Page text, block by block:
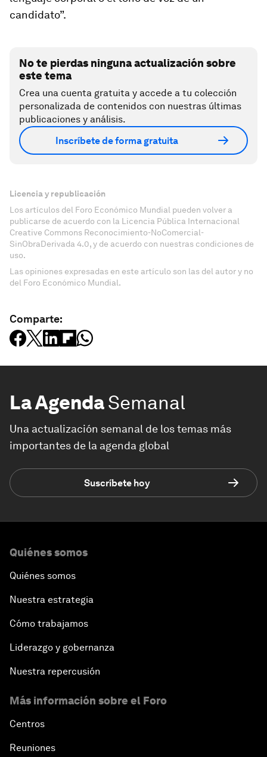
candidato”.
No te pierdas ninguna actualización sobre
este tema
Crea una cuenta gratuita y accede a tu colección
personalizada de contenidos con nuestras últimas
publicaciones y análisis.
Inscríbete de forma gratuita
Licencia y republicación
Los artículos del Foro Económico Mundial pueden volver a
publicarse de acuerdo con la Licencia Pública Internacional
Creative Commons Reconocimiento-NoComercial-
SinObraDerivada 4.0, y de acuerdo con nuestras condiciones de
uso.
Las opiniones expresadas en este artículo son las del autor y no
del Foro Económico Mundial.
Comparte:
La AgendaSemanal
Una actualización semanal de los temas más
importantes de la agenda global
Suscríbete hoy
Quiénes somos
Quiénes somos
Nuestra estrategia
Cómo trabajamos
Liderazgo y gobernanza
Nuestra repercusión
Más información sobre el Foro
Centros
Reuniones